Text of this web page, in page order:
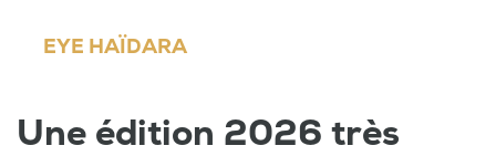
EYE HAÏDARA
Une édition 2026 très